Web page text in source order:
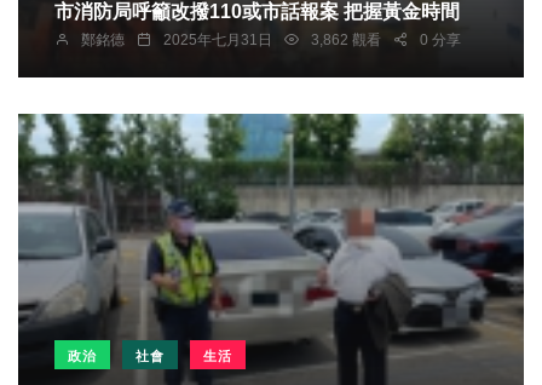
市消防局呼籲改撥110或市話報案 把握黃金時間
鄭銘德 2025年七月31日 3,862 觀看 0 分享
政治 社會 生活